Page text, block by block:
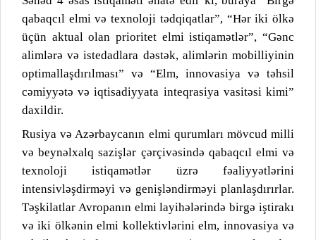
qabaqcıl elmi və texnoloji tədqiqatlar”, “Hər iki ölkə
üçün aktual olan prioritet elmi istiqamətlər”, “Gənc
alimlərə və istedadlara dəstək, alimlərin mobilliyinin
optimallaşdırılması” və “Elm, innovasiya və təhsil
cəmiyyətə və iqtisadiyyata inteqrasiya vasitəsi kimi”
daxildir.
Rusiya və Azərbaycanın elmi qurumları mövcud milli
və beynəlxalq sazişlər çərçivəsində qabaqcıl elmi və
texnoloji istiqamətlər üzrə fəaliyyətlərini
intensivləşdirməyi və genişləndirməyi planlaşdırırlar.
Təşkilatlar Avropanın elmi layihələrində birgə iştirakı
və iki ölkənin elmi kollektivlərini elm, innovasiya və